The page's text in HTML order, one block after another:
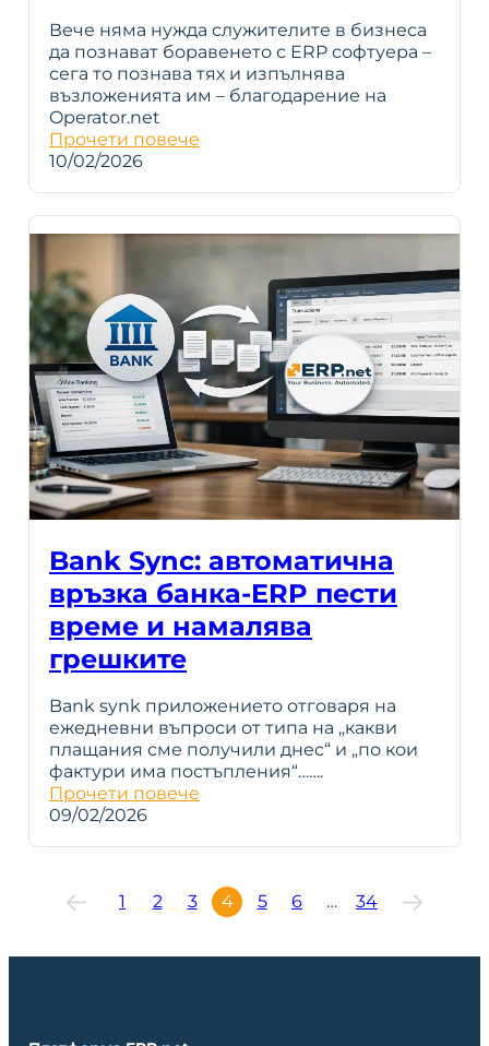
Вече няма нужда служителите в бизнеса
да познават боравенето с ERP софтуера –
сега то познава тях и изпълнява
възложенията им – благодарение на
Operator.net
Прочети повече
10/02/2026
Bank Sync: автоматична
връзка банка-ERP пести
време и намалява
грешките
Bank synk приложението отговаря на
ежедневни въпроси от типа на „какви
плащания сме получили днес“ и „по кои
фактури има постъпления“…….
Прочети повече
09/02/2026
1 2 3 4 5 6 … 34